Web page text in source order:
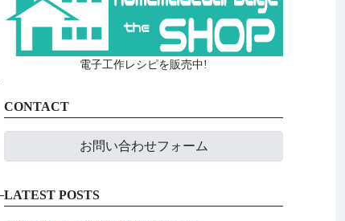
電子工作レシピを販売中!
CONTACT
お問い合わせフォーム
LATEST POSTS